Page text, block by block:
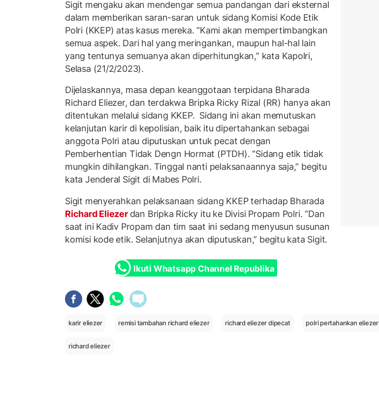
Sigit mengaku akan mendengar semua pandangan dari eksternal
dalam memberikan saran-saran untuk sidang Komisi Kode Etik
Polri (KKEP) atas kasus mereka. “Kami akan mempertimbangkan
semua aspek. Dari hal yang meringankan, maupun hal-hal lain
yang tentunya semuanya akan diperhitungkan,” kata Kapolri,
Selasa (21/2/2023).
Dijelaskannya, masa depan keanggotaan terpidana Bharada
Richard Eliezer, dan terdakwa Bripka Ricky Rizal (RR) hanya akan
ditentukan melalui sidang KKEP. Sidang ini akan memutuskan
kelanjutan karir di kepolisian, baik itu dipertahankan sebagai
anggota Polri atau diputuskan untuk pecat dengan
Pemberhentian Tidak Dengn Hormat (PTDH). “Sidang etik tidak
mungkin dihilangkan. Tinggal nanti pelaksanaannya saja,” begitu
kata Jenderal Sigit di Mabes Polri.
Sigit menyerahkan pelaksanaan sidang KKEP terhadap Bharada
Richard Eliezer dan Bripka Ricky itu ke Divisi Propam Polri. “Dan
saat ini Kadiv Propam dan tim saat ini sedang menyusun susunan
komisi kode etik. Selanjutnya akan diputuskan,” begitu kata Sigit.
Ikuti Whatsapp Channel Republika
karir eliezer remisi tambahan richard eliezer richard eliezer dipecat polri pertahankan eliezer
richard eliezer